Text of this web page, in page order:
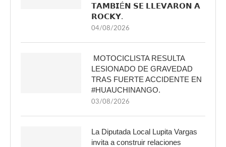
𝗧𝗔𝗠𝗕𝗜É𝗡 𝗦𝗘 𝗟𝗟𝗘𝗩𝗔𝗥𝗢𝗡 𝗔
𝗥𝗢𝗖𝗞𝗬.
04/08/2026
MOTOCICLISTA RESULTA
LESIONADO DE GRAVEDAD
TRAS FUERTE ACCIDENTE EN
#HUAUCHINANGO.
03/08/2026
La Diputada Local Lupita Vargas
invita a construir relaciones